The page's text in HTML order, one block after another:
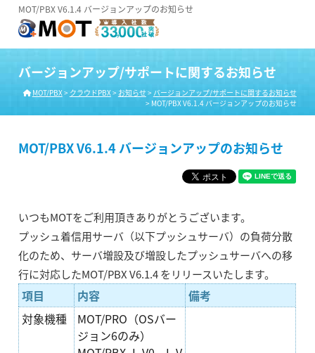
MOT/PBX V6.1.4 バージョンアップのお知らせ
バージョンアップ/サポートに関するお知らせ
MOT/PBX> クラウドPBX> お知らせ> バージョンアップ/サポートに関するお知らせ
> MOT/PBX V6.1.4 バージョンアップのお知らせ
MOT/PBX V6.1.4 バージョンアップのお知らせ
いつもMOTをご利用頂きありがとうございます。
プッシュ着信用サーバ（以下プッシュサーバ）の負荷分散
化のため、サーバ増設及び増設したプッシュサーバへの移
行に対応したMOT/PBX V6.1.4 をリリースいたします。
項目 内容
備考
対象機種
MOT/PRO（OSバー
ジョン6のみ）